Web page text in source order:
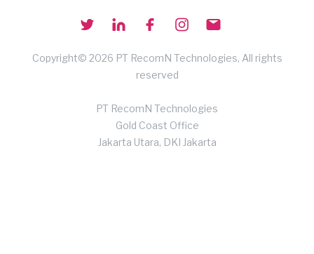
Copyright© 2026 PT RecomN Technologies, All rights
reserved
PT RecomN Technologies
Gold Coast Office
Jakarta Utara, DKI Jakarta